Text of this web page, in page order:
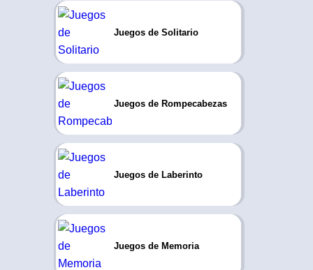
Juegos de Solitario
Juegos de Rompecabezas
Juegos de Laberinto
Juegos de Memoria